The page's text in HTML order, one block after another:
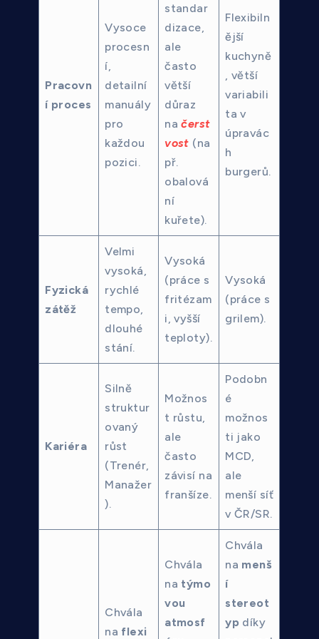
Pracovn
í proces
Vysoce
procesn
í,
detailní
manuály
pro
každou
pozici.
standar
dizace,
ale
často
větší
důraz
načerst
vost (na
př.
obalová
ní
kuřete).
Flexibiln
ější
kuchyně
, větší
variabili
ta v
úpravác
h
burgerů.
Fyzická
zátěž
Velmi
vysoká,
rychlé
tempo,
dlouhé
stání.
Vysoká
(práce s
fritézam
i, vyšší
teploty).
Vysoká
(práce s
grilem).
Kariéra
Silně
struktur
ovaný
růst
(Trenér,
Manažer
).
Možnos
t růstu,
ale
často
závisí na
franšíze.
Podobn
é
možnos
ti jako
MCD,
ale
menší síť
v ČR/SR.
Chvála
na flexi
Chvála
na týmo
vou
atmosf
Chvála
na menš
í
stereot
yp díky